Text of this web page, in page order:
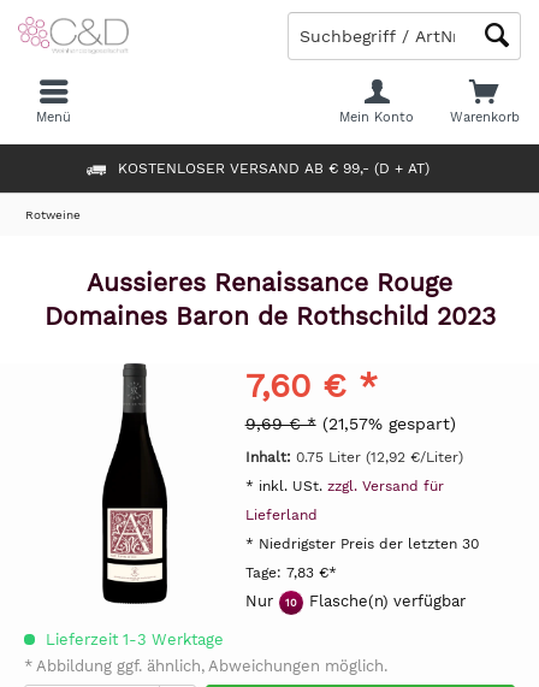
KOSTENLOSER VERSAND AB € 99,- (D + AT)
Warenkorb
Mein Konto
Menü
Rotweine
Aussieres Renaissance Rouge
Domaines Baron de Rothschild 2023
7,60 € *
9,69 € * (21,57% gespart)
Inhalt: 0.75 Liter (12,92 €/Liter)
* inkl. USt. zzgl. Versand für
Lieferland
* Niedrigster Preis der letzten 30
Tage: 7,83 €*
Nur 10 Flasche(n) verfügbar
Lieferzeit 1-3 Werktage
* Abbildung ggf. ähnlich, Abweichungen möglich.